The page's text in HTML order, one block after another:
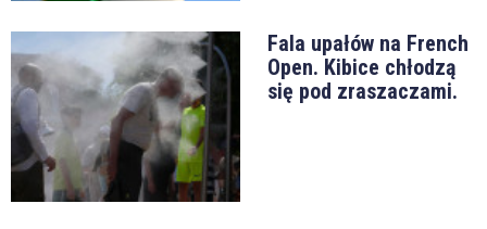
Fala upałów na French
Open. Kibice chłodzą
się pod zraszaczami.